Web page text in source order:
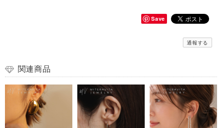
Save
通報する
関連商品